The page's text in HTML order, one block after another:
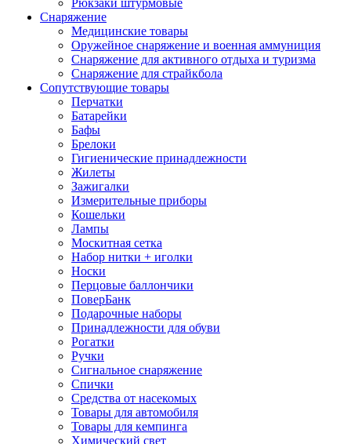
Рюкзаки штурмовые
Снаряжение
Медицинские товары
Оружейное снаряжение и военная аммуниция
Снаряжение для активного отдыха и туризма
Снаряжение для страйкбола
Сопутствующие товары
Перчатки
Батарейки
Бафы
Брелоки
Гигиенические принадлежности
Жилеты
Зажигалки
Измерительные приборы
Кошельки
Лампы
Москитная сетка
Набор нитки + иголки
Носки
Перцовые баллончики
ПоверБанк
Подарочные наборы
Принадлежности для обуви
Рогатки
Ручки
Сигнальное снаряжение
Спички
Средства от насекомых
Товары для автомобиля
Товары для кемпинга
Химический свет